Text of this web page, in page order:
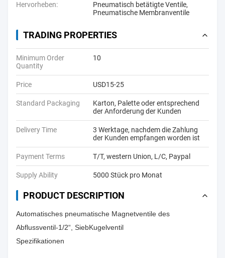
Hervorheben: Pneumatisch betätigte Ventile,
Pneumatische Membranventile
TRADING PROPERTIES
Minimum Order
Quantity
10
Price USD15-25
Standard Packaging
Karton, Palette oder entsprechend
der Anforderung der Kunden
Delivery Time
3 Werktage, nachdem die Zahlung
der Kunden empfangen worden ist
Payment Terms T/T, western Union, L/C, Paypal
Supply Ability 5000 Stück pro Monat
PRODUCT DESCRIPTION
Automatisches pneumatische Magnetventile des
Abflussventil-1/2“, SiebKugelventil
Spezifikationen